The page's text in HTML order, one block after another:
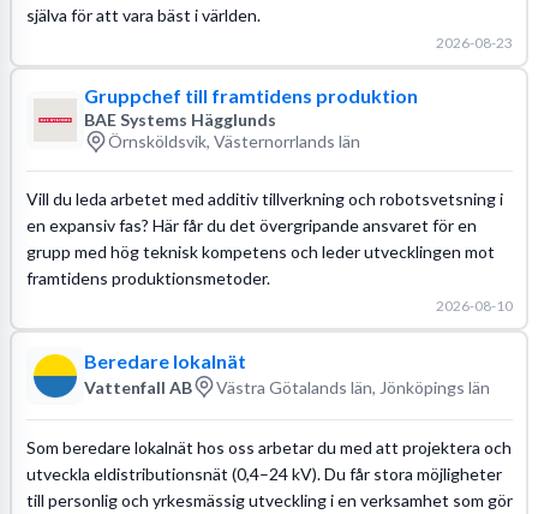
själva för att vara bäst i världen.
2026-08-23
Gruppchef till framtidens produktion
BAE Systems Hägglunds
Örnsköldsvik, Västernorrlands län
Vill du leda arbetet med additiv tillverkning och robotsvetsning i
en expansiv fas? Här får du det övergripande ansvaret för en
grupp med hög teknisk kompetens och leder utvecklingen mot
framtidens produktionsmetoder.
2026-08-10
Beredare lokalnät
Vattenfall AB Västra Götalands län, Jönköpings län
Som beredare lokalnät hos oss arbetar du med att projektera och
utveckla eldistributionsnät (0,4–24 kV). Du får stora möjligheter
till personlig och yrkesmässig utveckling i en verksamhet som gör